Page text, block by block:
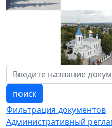
поиск
Фильтрация документов
Административный